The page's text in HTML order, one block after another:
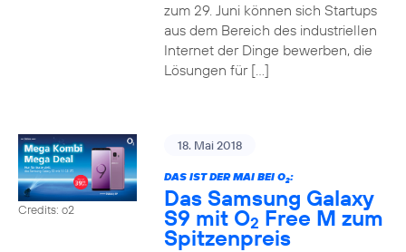
zum 29. Juni können sich Startups
aus dem Bereich des industriellen
Internet der Dinge bewerben, die
Lösungen für […]
Credits: o2
18. Mai 2018
DAS IST DER MAI BEI O2:
Das Samsung Galaxy
S9 mit O2 Free M zum
Spitzenpreis